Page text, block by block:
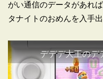
がい通信のデータがあれ
タナイトのおめんを入手出
デデデ大王のデ